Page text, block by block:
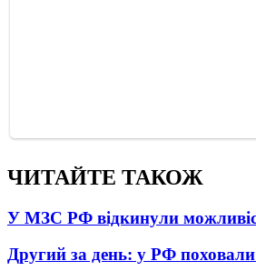
ЧИТАЙТЕ ТАКОЖ
У МЗС РФ відкинули
Другий за день: у РФ